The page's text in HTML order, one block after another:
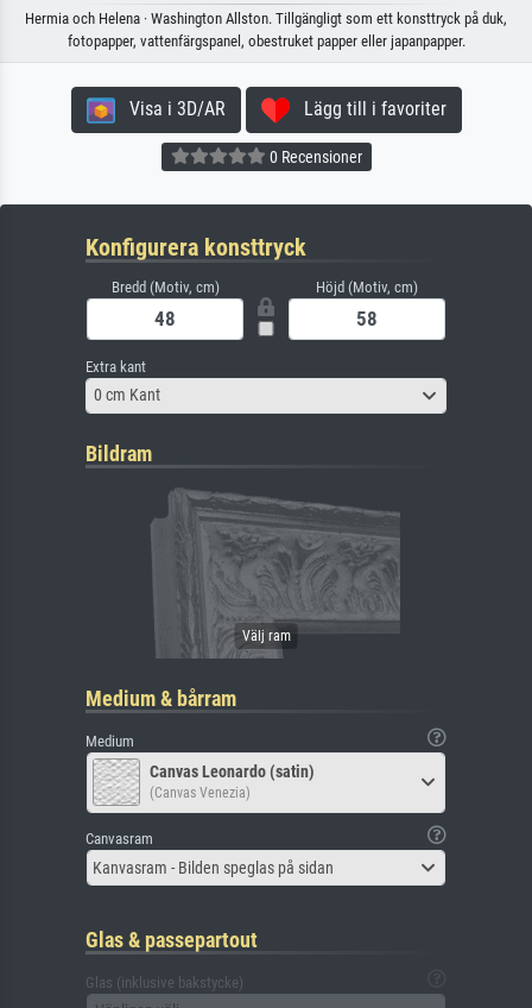
Hermia och Helena · Washington Allston. Tillgängligt som ett konsttryck på duk,
fotopapper, vattenfärgspanel, obestruket papper eller japanpapper.
Visa i 3D/AR Lägg till i favoriter
0 Recensioner
Konfigurera konsttryck
Bredd (Motiv, cm) Höjd (Motiv, cm)
Extra kant
0 cm Kant
Bildram
Medium & bårram
Medium
Canvas Leonardo (satin)
(Canvas Venezia)
Canvasram
Kanvasram - Bilden speglas på sidan
Glas & passepartout
Glas (inklusive bakstycke)